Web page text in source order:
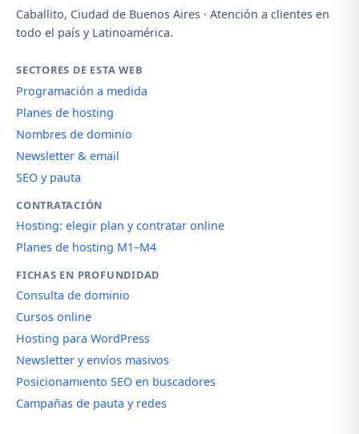
Caballito, Ciudad de Buenos Aires · Atención a clientes en
todo el país y Latinoamérica.
SECTORES DE ESTA WEB
Programación a medida
Planes de hosting
Nombres de dominio
Newsletter & email
SEO y pauta
CONTRATACIÓN
Hosting: elegir plan y contratar online
Planes de hosting M1–M4
FICHAS EN PROFUNDIDAD
Consulta de dominio
Cursos online
Hosting para WordPress
Newsletter y envíos masivos
Posicionamiento SEO en buscadores
Campañas de pauta y redes